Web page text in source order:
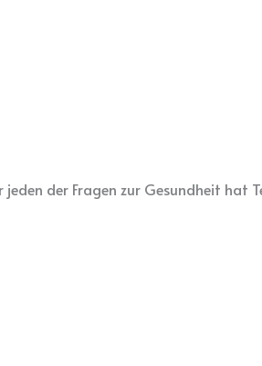
der Fragen zur Gesundheit hat